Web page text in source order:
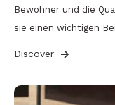
Bewohner und die
sie einen wichtigen
Discover